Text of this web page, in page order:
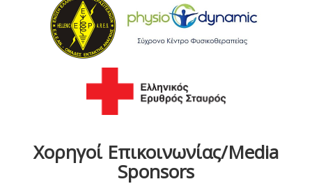
Χορηγοί Επικοινωνίας/Media
Sponsors